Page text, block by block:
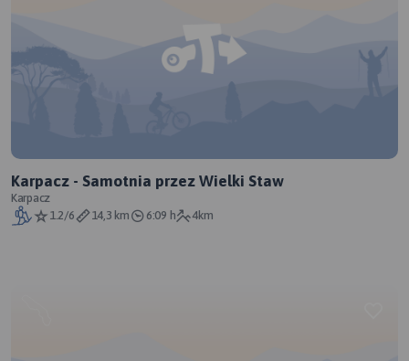
Karpacz - Samotnia przez Wielki Staw
Karpacz
1.2/6
14,3 km 6:09 h 4km